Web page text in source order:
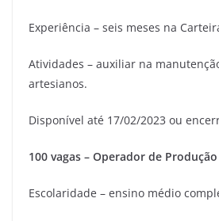
Experiência – seis meses na
Atividades – auxiliar na
artesianos.
Disponível até 17/02/2023 ou
100 vagas – Operador de Produção
Escolaridade – ensino médio